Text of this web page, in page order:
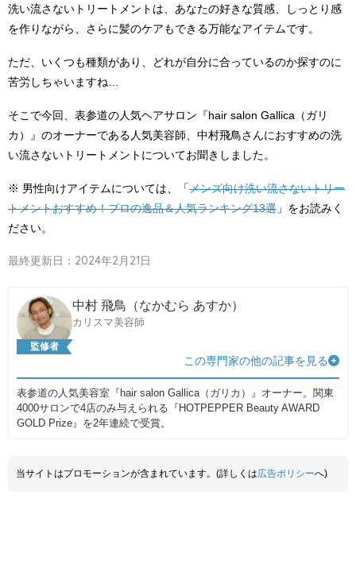
洗い流さないトリートメントは、あなたの好きな質感、しっとり感
を作りながら、さらに髪のケアもできる万能なアイテムです。
ただ、いくつも種類があり、どれが自分に合っているのか探すのに
苦労しちゃいますね…
そこで今回、表参道の人気ヘアサロン『hair salon Gallica（ガリ
カ）』のオーナーである人気美容師、中村飛鳥さんにおすすめの洗
い流さないトリートメントについてお聞きしました。
※ 男性向けアイテムについては、「メンズ向け洗い流さないトリー
トメントおすすめ！プロの逸品＆人気ランキング13選 」をお読みく
ださい。
最終更新日：2024年2月21日
監修者
中村 飛鳥（なかむら あすか）
カリスマ美容師
この専門家の他の記事を見る
表参道の人気美容室『hair salon Gallica（ガリカ）』オーナー。関東
4000サロンで4店のみ与えられる『HOTPEPPER Beauty AWARD
GOLD Prize』を2年連続で受賞。
当サイトはプロモーションが含まれています。(詳しくは広告ポリシーへ)